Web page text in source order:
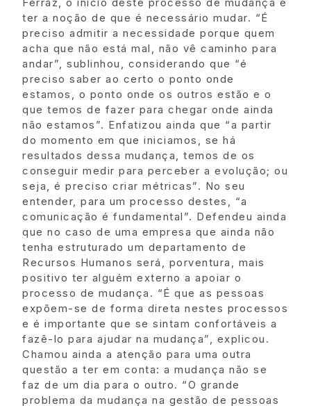
ter a noção de que é necessário mudar. “É
preciso admitir a necessidade porque quem
acha que não está mal, não vê caminho para
andar”, sublinhou, considerando que “é
preciso saber ao certo o ponto onde
estamos, o ponto onde os outros estão e o
que temos de fazer para chegar onde ainda
não estamos”. Enfatizou ainda que “a partir
do momento em que iniciamos, se há
resultados dessa mudança, temos de os
conseguir medir para perceber a evolução; ou
seja, é preciso criar métricas”. No seu
entender, para um processo destes, “a
comunicação é fundamental”. Defendeu ainda
que no caso de uma empresa que ainda não
tenha estruturado um departamento de
Recursos Humanos será, porventura, mais
positivo ter alguém externo a apoiar o
processo de mudança. “É que as pessoas
expõem-se de forma direta nestes processos
e é importante que se sintam confortáveis a
fazê-lo para ajudar na mudança”, explicou.
Chamou ainda a atenção para uma outra
questão a ter em conta: a mudança não se
faz de um dia para o outro. “O grande
problema da mudança na gestão de pessoas